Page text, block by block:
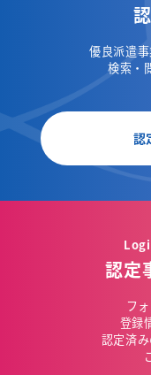
優良派遣
検索・
認
認定
フ
登録
認定済